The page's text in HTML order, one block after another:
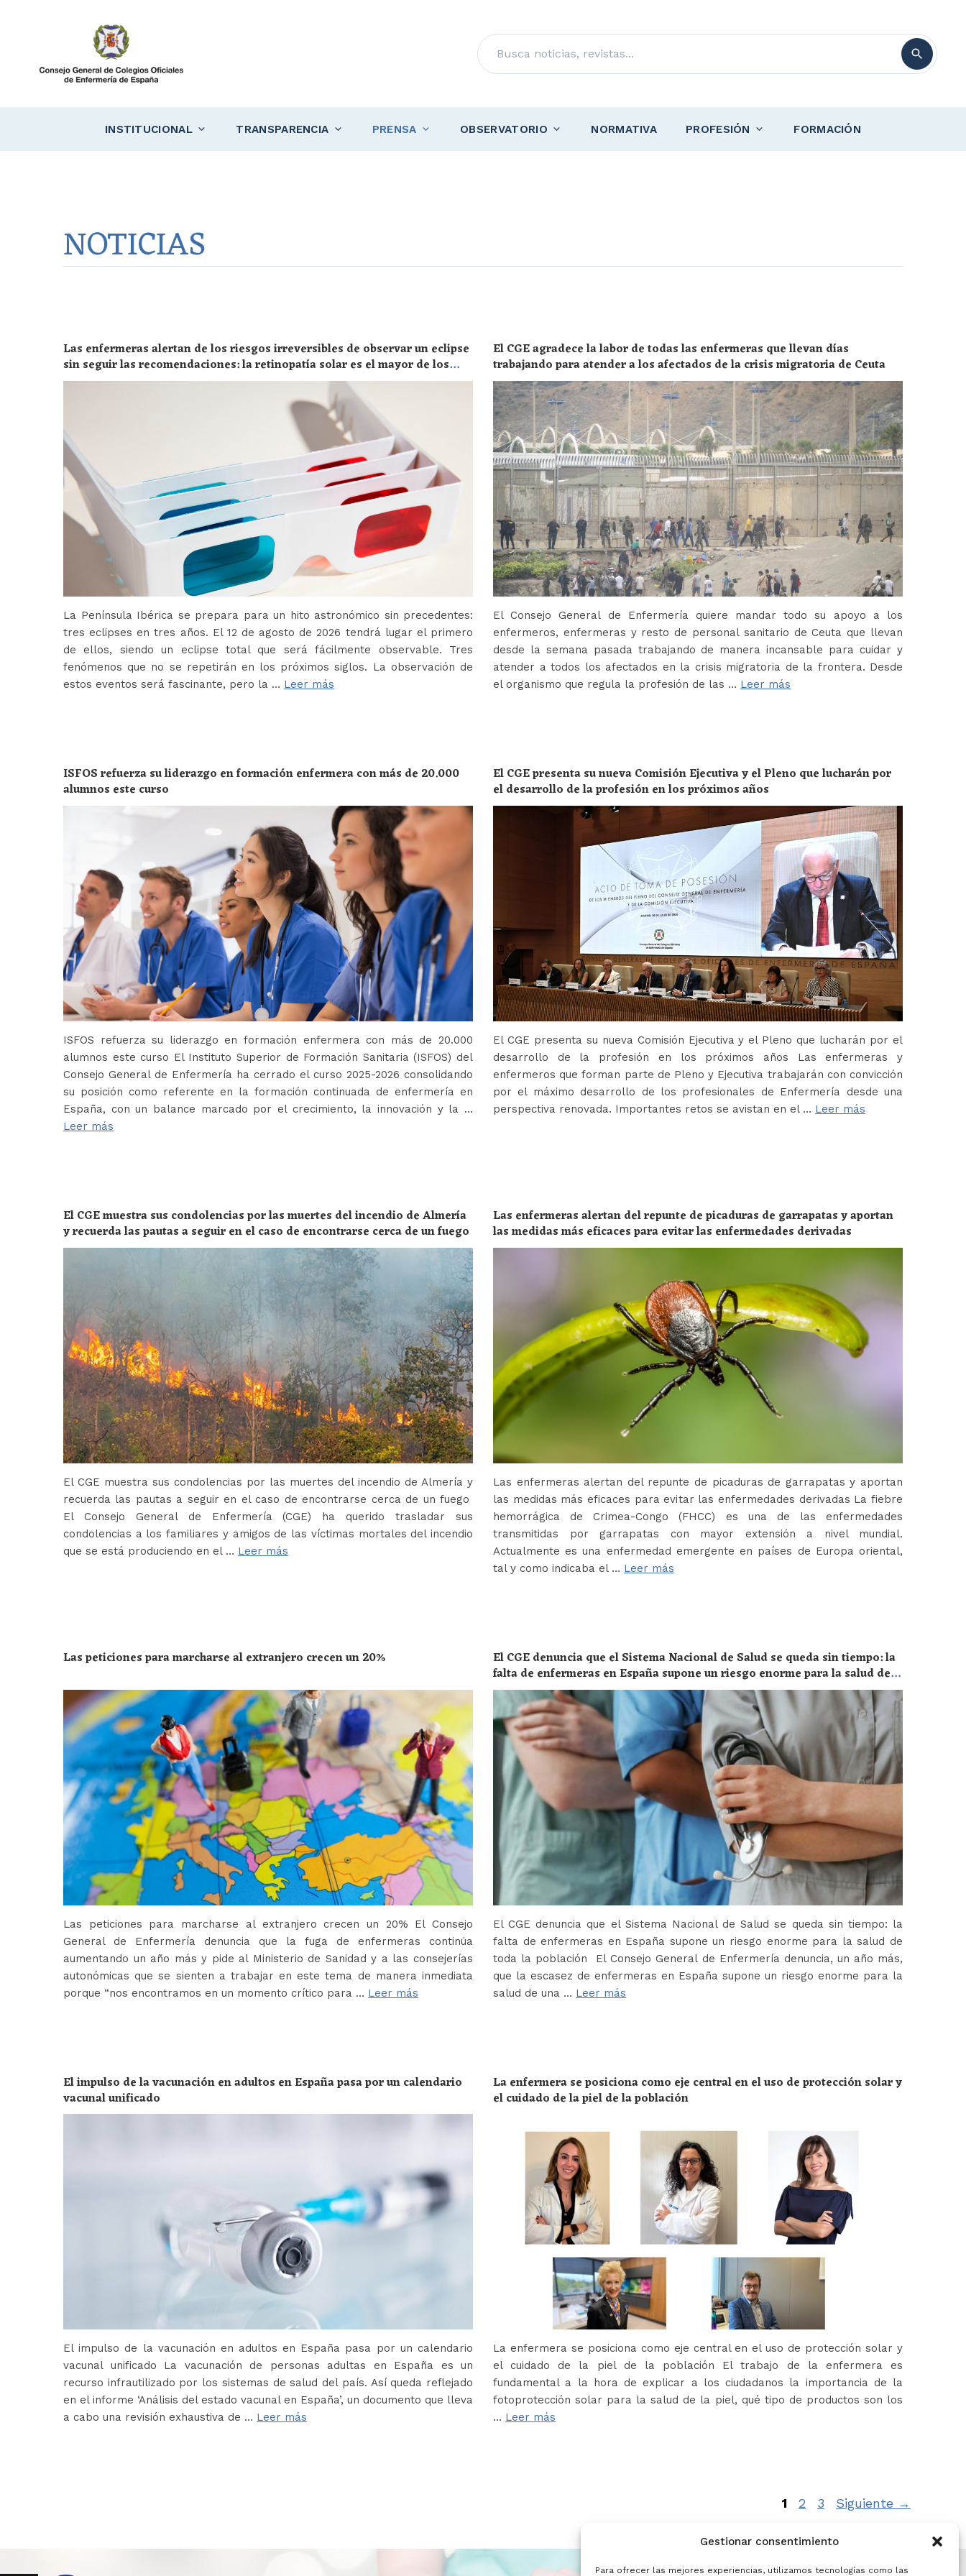
Gestionar consentimiento
Para ofrecer las mejores experiencias, utilizamos tecnologías como las
Buscar
INSTITUCIONAL TRANSPARENCIA PRENSA OBSERVATORIO NORMATIVA PROFESIÓN FORMACIÓN
NOTICIAS
Las enfermeras alertan de los riesgos irreversibles de observar un eclipse
sin seguir las recomendaciones: la retinopatía solar es el mayor de los
peligros
La Península Ibérica se prepara para un hito astronómico sin precedentes:
tres eclipses en tres años. El 12 de agosto de 2026 tendrá lugar el primero
de ellos, siendo un eclipse total que será fácilmente observable. Tres
fenómenos que no se repetirán en los próximos siglos. La observación de
estos eventos será fascinante, pero la … Leer más
El CGE agradece la labor de todas las enfermeras que llevan días
trabajando para atender a los afectados de la crisis migratoria de Ceuta
El Consejo General de Enfermería quiere mandar todo su apoyo a los
enfermeros, enfermeras y resto de personal sanitario de Ceuta que llevan
desde la semana pasada trabajando de manera incansable para cuidar y
atender a todos los afectados en la crisis migratoria de la frontera. Desde
el organismo que regula la profesión de las … Leer más
ISFOS refuerza su liderazgo en formación enfermera con más de 20.000
alumnos este curso
ISFOS refuerza su liderazgo en formación enfermera con más de 20.000
alumnos este curso El Instituto Superior de Formación Sanitaria (ISFOS) del
Consejo General de Enfermería ha cerrado el curso 2025-2026 consolidando
su posición como referente en la formación continuada de enfermería en
España, con un balance marcado por el crecimiento, la innovación y la …
Leer más
El CGE presenta su nueva Comisión Ejecutiva y el Pleno que lucharán por
el desarrollo de la profesión en los próximos años
El CGE presenta su nueva Comisión Ejecutiva y el Pleno que lucharán por el
desarrollo de la profesión en los próximos años Las enfermeras y
enfermeros que forman parte de Pleno y Ejecutiva trabajarán con convicción
por el máximo desarrollo de los profesionales de Enfermería desde una
perspectiva renovada. Importantes retos se avistan en el … Leer más
El CGE muestra sus condolencias por las muertes del incendio de Almería
y recuerda las pautas a seguir en el caso de encontrarse cerca de un fuego
El CGE muestra sus condolencias por las muertes del incendio de Almería y
recuerda las pautas a seguir en el caso de encontrarse cerca de un fuego
El Consejo General de Enfermería (CGE) ha querido trasladar sus
condolencias a los familiares y amigos de las víctimas mortales del incendio
que se está produciendo en el … Leer más
Las enfermeras alertan del repunte de picaduras de garrapatas y aportan
las medidas más eficaces para evitar las enfermedades derivadas
Las enfermeras alertan del repunte de picaduras de garrapatas y aportan
las medidas más eficaces para evitar las enfermedades derivadas La fiebre
hemorrágica de Crimea-Congo (FHCC) es una de las enfermedades
transmitidas por garrapatas con mayor extensión a nivel mundial.
Actualmente es una enfermedad emergente en países de Europa oriental,
tal y como indicaba el … Leer más
Las peticiones para marcharse al extranjero crecen un 20%
Las peticiones para marcharse al extranjero crecen un 20% El Consejo
General de Enfermería denuncia que la fuga de enfermeras continúa
aumentando un año más y pide al Ministerio de Sanidad y a las consejerías
autonómicas que se sienten a trabajar en este tema de manera inmediata
porque “nos encontramos en un momento crítico para … Leer más
El CGE denuncia que el Sistema Nacional de Salud se queda sin tiempo: la
falta de enfermeras en España supone un riesgo enorme para la salud de
toda la población
El CGE denuncia que el Sistema Nacional de Salud se queda sin tiempo: la
falta de enfermeras en España supone un riesgo enorme para la salud de
toda la población El Consejo General de Enfermería denuncia, un año más,
que la escasez de enfermeras en España supone un riesgo enorme para la
salud de una … Leer más
El impulso de la vacunación en adultos en España pasa por un calendario
vacunal unificado
El impulso de la vacunación en adultos en España pasa por un calendario
vacunal unificado La vacunación de personas adultas en España es un
recurso infrautilizado por los sistemas de salud del país. Así queda reflejado
en el informe ‘Análisis del estado vacunal en España’, un documento que lleva
a cabo una revisión exhaustiva de … Leer más
La enfermera se posiciona como eje central en el uso de protección solar y
el cuidado de la piel de la población
La enfermera se posiciona como eje central en el uso de protección solar y
el cuidado de la piel de la población El trabajo de la enfermera es
fundamental a la hora de explicar a los ciudadanos la importancia de la
fotoprotección solar para la salud de la piel, qué tipo de productos son los
… Leer más
Página
1 Página
2 Página
3 Siguiente →